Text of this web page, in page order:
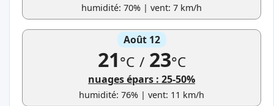
humidité: 70% | vent: 7 km/h
Août 12
21°C /23°C
nuages épars : 25-50%
humidité: 76% | vent: 11 km/h